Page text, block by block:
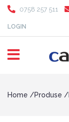
0758 257 511
LOGIN
Home Produse